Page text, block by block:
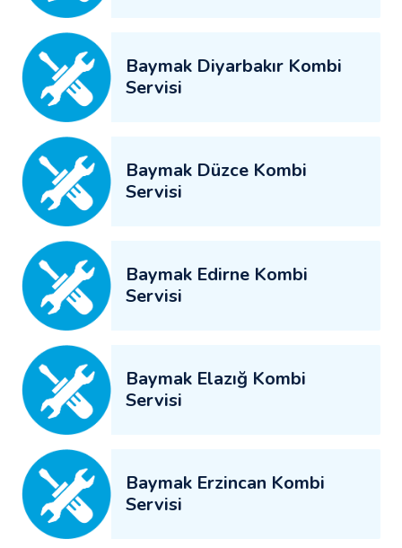
Baymak Diyarbakır Kombi
Servisi
Baymak Düzce Kombi
Servisi
Baymak Edirne Kombi
Servisi
Baymak Elazığ Kombi
Servisi
Baymak Erzincan Kombi
Servisi